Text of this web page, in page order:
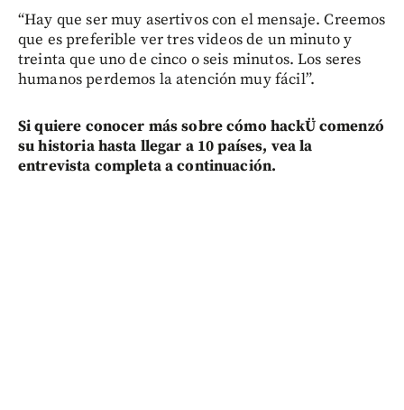
“Hay que ser muy asertivos con el mensaje. Creemos
que es preferible ver tres videos de un minuto y
treinta que uno de cinco o seis minutos. Los seres
humanos perdemos la atención muy fácil”.
Si quiere conocer más sobre cómo hackÜ comenzó
su historia hasta llegar a 10 países, vea la
entrevista completa a continuación.